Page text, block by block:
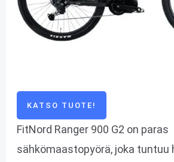
KATSO TUOTE!
FitNord Ranger 900 G2 on paras
sähkömaastopyörä, joka tuntuu